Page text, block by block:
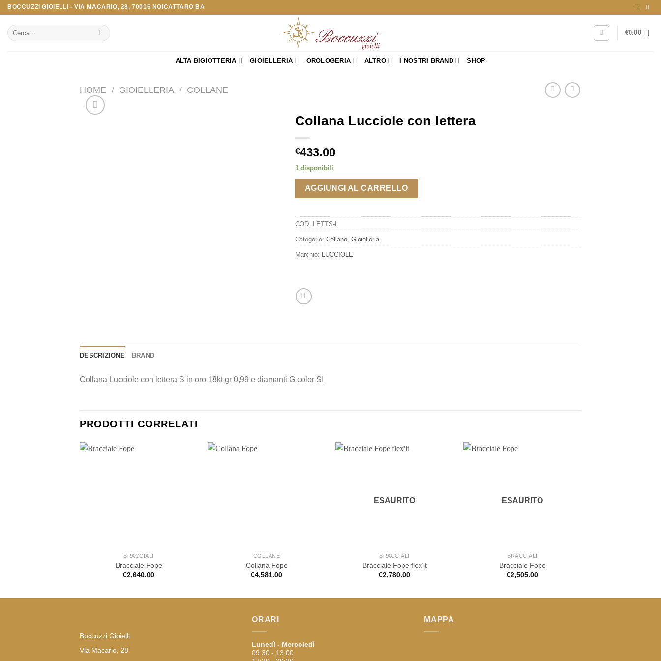
Salta
contenuti
BOCCUZZI GIOIELLI - VIA MACARIO, 28, 70016 NOICATTARO BA
Cerca:
€0.00
ALTA BIGIOTTERIA GIOIELLERIA OROLOGERIA ALTRO I NOSTRI BRAND SHOP
HOME / GIOIELLERIA / COLLANE
Collana Lucciole con lettera
€433.00
1 disponibili
AGGIUNGI AL CARRELLO
COD: LETTS-L
Categorie: Collane, Gioielleria
Marchio: LUCCIOLE
DESCRIZIONE BRAND
Collana Lucciole con lettera S in oro 18kt gr 0,99 e diamanti G color SI
PRODOTTI CORRELATI
BRACCIALI
Bracciale Fope
€2,640.00
COLLANE
Collana Fope
€4,581.00
ESAURITO
BRACCIALI
Bracciale Fope flex’it
€2,780.00
ESAURITO
BRACCIALI
Bracciale Fope
€2,505.00
Boccuzzi Gioielli
Via Macario, 28
ORARI
Lunedì - Mercoledì
09:30 - 13:00
MAPPA